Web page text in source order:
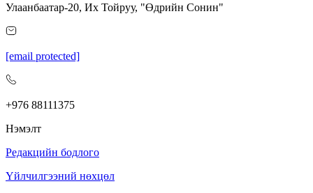
Улаанбаатар-20, Их Тойруу, "Өдрийн Сонин"
[email protected]
+976 88111375
Нэмэлт
Редакцийн бодлого
Үйлчилгээний нөхцөл